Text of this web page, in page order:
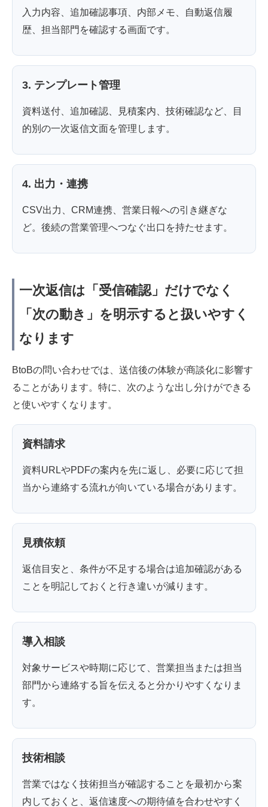
入力内容、追加確認事項、内部メモ、自動返信履
歴、担当部門を確認する画面です。
3. テンプレート管理
資料送付、追加確認、見積案内、技術確認など、目
的別の一次返信文面を管理します。
4. 出力・連携
CSV出力、CRM連携、営業日報への引き継ぎな
ど。後続の営業管理へつなぐ出口を持たせます。
一次返信は「受信確認」だけでなく
「次の動き」を明示すると扱いやすく
なります
BtoBの問い合わせでは、送信後の体験が商談化に影響す
ることがあります。特に、次のような出し分けができる
と使いやすくなります。
資料請求
資料URLやPDFの案内を先に返し、必要に応じて担
当から連絡する流れが向いている場合があります。
見積依頼
返信目安と、条件が不足する場合は追加確認がある
ことを明記しておくと行き違いが減ります。
導入相談
対象サービスや時期に応じて、営業担当または担当
部門から連絡する旨を伝えると分かりやすくなりま
す。
技術相談
営業ではなく技術担当が確認することを最初から案
内しておくと、返信速度への期待値を合わせやすく